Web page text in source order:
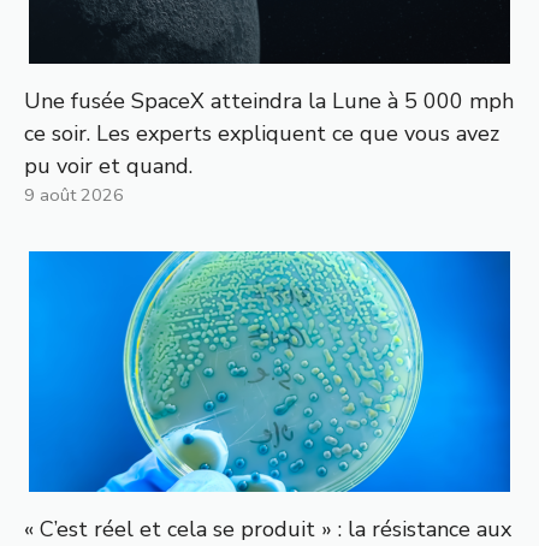
Une fusée SpaceX atteindra la Lune à 5 000 mph
ce soir. Les experts expliquent ce que vous avez
pu voir et quand.
9 août 2026
« C’est réel et cela se produit » : la résistance aux